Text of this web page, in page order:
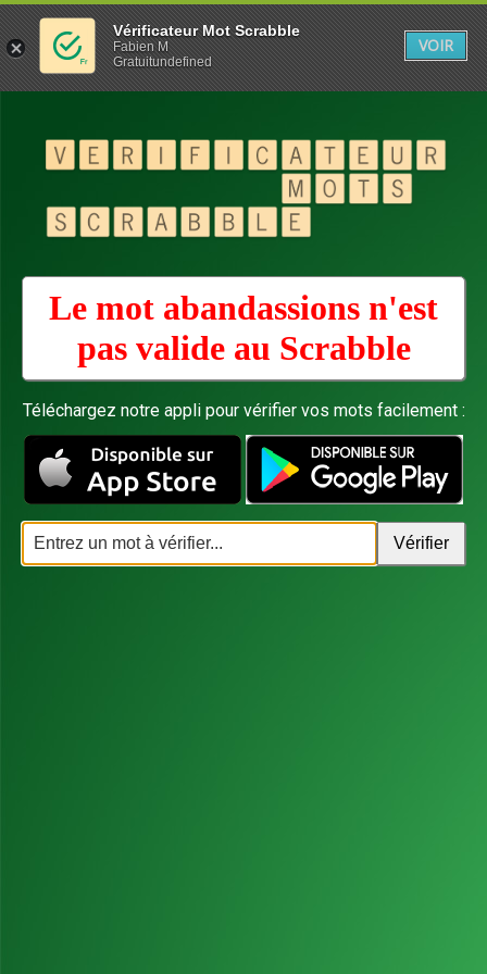
Le mot abandassions n'est
pas valide au Scrabble
Téléchargez notre appli pour vérifier vos mots facilement :
Vérificateur Mot Scrabble
Fabien M
Gratuitundefined
VOIR